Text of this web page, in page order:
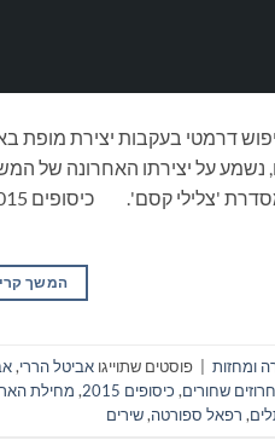
דרמטי בעקבות יצירת מופת
על יצירתו האחרונה של
המשך
ומחזות פוסטים שתוייגו אביטל הררי,
חרוזים שחורים, כיסופים 2015 , מחילת
, רפאל ספורטה,שירים